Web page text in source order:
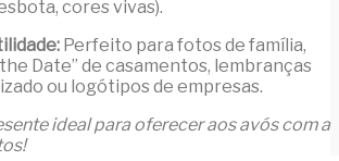
cores vivas).
Perfeito para fotos de família,
Date” de casamentos, lembranças
ou logótipos de empresas.
ideal para oferecer aos avós com a